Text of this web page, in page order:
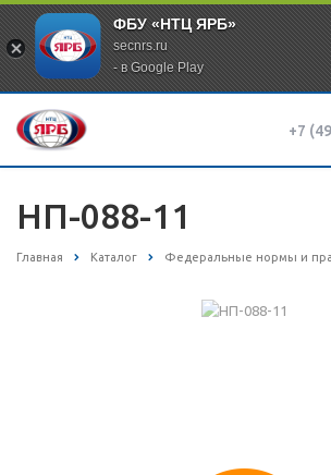
ФБУ «НТЦ ЯРБ»
secnrs.ru
- в Google Play
+7
НП-088-11
Главная Каталог Федеральные нормы и